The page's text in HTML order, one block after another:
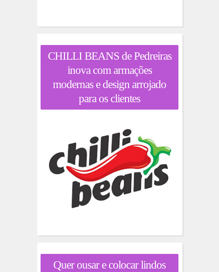
CHILLI BEANS de Pedreiras
inova com armações
modernas e design arrojado
para os clientes
Quer ousar e colocar lindos